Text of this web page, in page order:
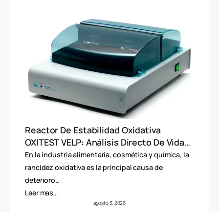
Reactor De Estabilidad Oxidativa
OXITEST VELP: Análisis Directo De Vida
Útil Sin Extracción De Grasa
En la industria alimentaria, cosmética y química, la
rancidez oxidativa es la principal causa de
deterioro…
Leer mas…
agosto 3, 2026